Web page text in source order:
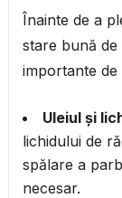
Înainte de a
stare bună
importante de
Uleiul și
lichidului de
spălare a
necesar.